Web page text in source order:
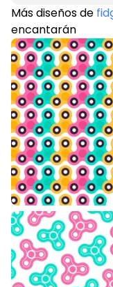
Más diseños de
encantarán